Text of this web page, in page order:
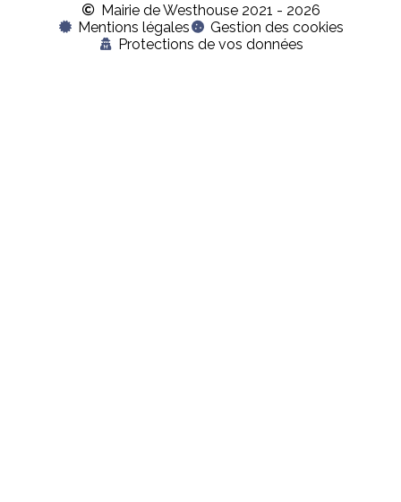
Mairie de Westhouse 2021 - 2026
Mentions légales
Gestion des cookies
Protections de vos données